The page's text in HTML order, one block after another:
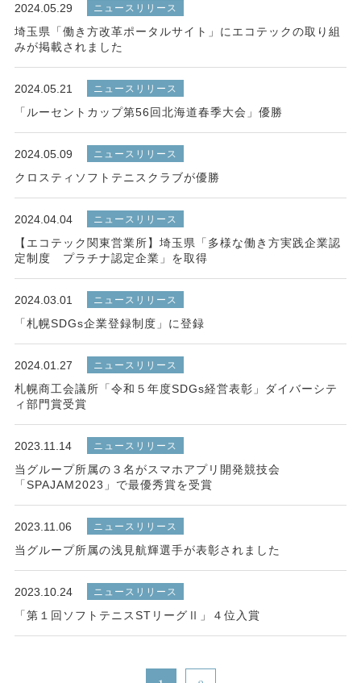
2024.05.29 ニュースリリース
埼玉県「働き方改革ポータルサイト」にエコテックの取り組
みが掲載されました
2024.05.21 ニュースリリース
「ルーセントカップ第56回北海道春季大会」優勝
2024.05.09 ニュースリリース
クロスティソフトテニスクラブが優勝
2024.04.04 ニュースリリース
【エコテック関東営業所】埼玉県「多様な働き方実践企業認
定制度 プラチナ認定企業」を取得
2024.03.01 ニュースリリース
「札幌SDGs企業登録制度」に登録
2024.01.27 ニュースリリース
札幌商工会議所「令和５年度SDGs経営表彰」ダイバーシテ
ィ部門賞受賞
2023.11.14 ニュースリリース
当グループ所属の３名がスマホアプリ開発競技会
「SPAJAM2023」で最優秀賞を受賞
2023.11.06 ニュースリリース
当グループ所属の浅見航輝選手が表彰されました
2023.10.24 ニュースリリース
「第１回ソフトテニスSTリーグⅡ」４位入賞